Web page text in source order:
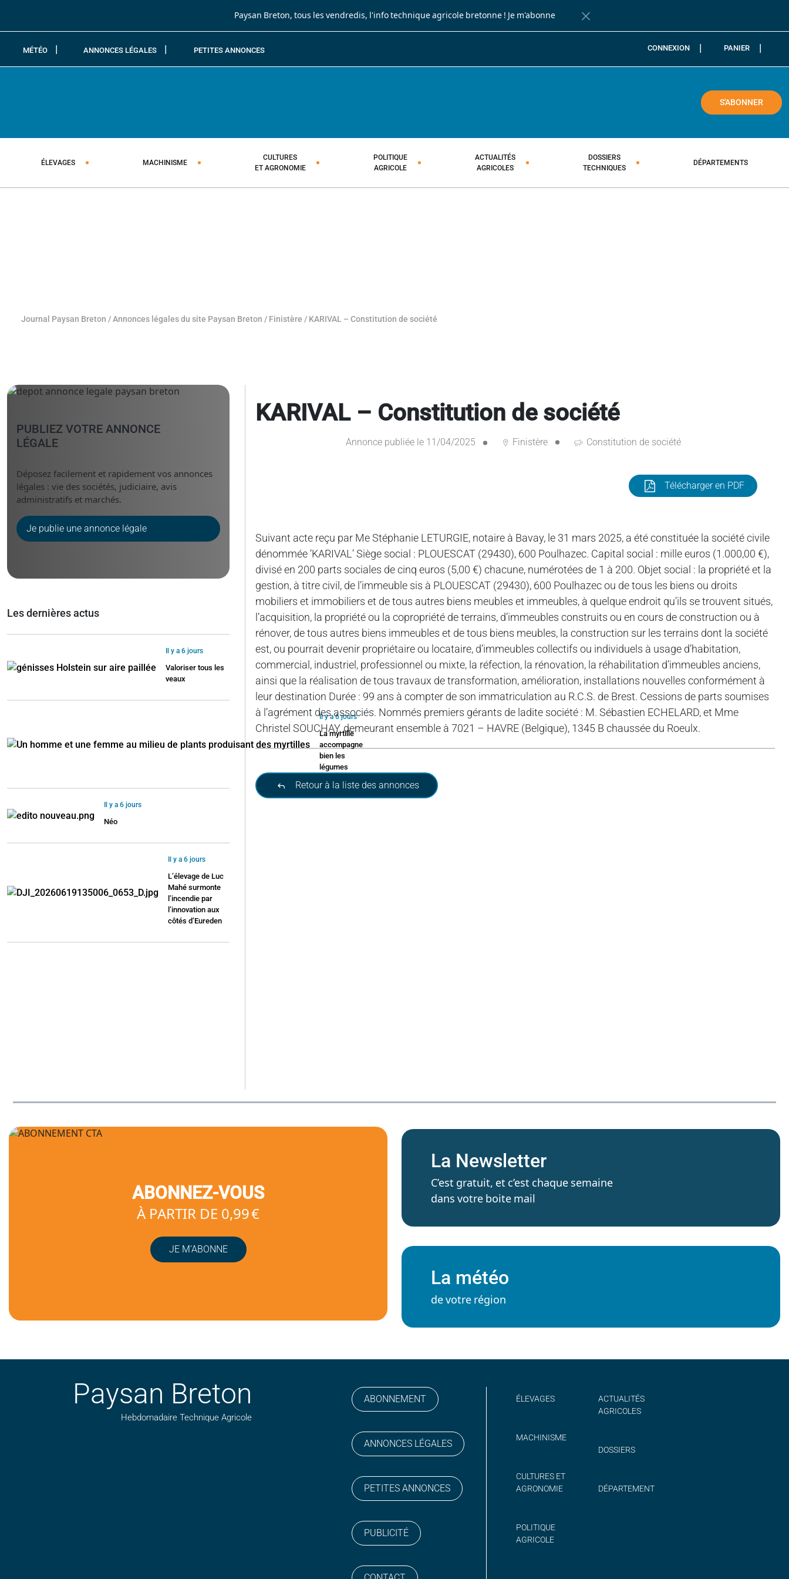
Paysan Breton, tous les vendredis, l'info technique agricole bretonne ! Je m'abonne
Fermer la barre de notification
MÉTÉO ANNONCES LÉGALES PETITES ANNONCES CONNEXION PANIER
S'ABONNER
ÉLEVAGES MACHINISME
CULTURES
ET AGRONOMIE
POLITIQUE
AGRICOLE
ACTUALITÉS
AGRICOLES
DOSSIERS
TECHNIQUES
DÉPARTEMENTS
Journal Paysan Breton /Annonces légales du site Paysan Breton / Finistère / KARIVAL – Constitution de société
KARIVAL – Constitution de société
Annonce publiée le 11/04/2025 Finistère Constitution de société
Télécharger en PDF
Suivant acte reçu par Me Stéphanie LETURGIE, notaire à Bavay, le 31 mars 2025, a été constituée la société civile
dénommée ‘KARIVAL’ Siège social : PLOUESCAT (29430), 600 Poulhazec. Capital social : mille euros (1.000,00 €),
divisé en 200 parts sociales de cinq euros (5,00 €) chacune, numérotées de 1 à 200. Objet social : la propriété et la
gestion, à titre civil, de l’immeuble sis à PLOUESCAT (29430), 600 Poulhazec ou de tous les biens ou droits
mobiliers et immobiliers et de tous autres biens meubles et immeubles, à quelque endroit qu’ils se trouvent situés,
l’acquisition, la propriété ou la copropriété de terrains, d’immeubles construits ou en cours de construction ou à
rénover, de tous autres biens immeubles et de tous biens meubles, la construction sur les terrains dont la société
est, ou pourrait devenir propriétaire ou locataire, d’immeubles collectifs ou individuels à usage d’habitation,
commercial, industriel, professionnel ou mixte, la réfection, la rénovation, la réhabilitation d’immeubles anciens,
ainsi que la réalisation de tous travaux de transformation, amélioration, installations nouvelles conformément à
leur destination Durée : 99 ans à compter de son immatriculation au R.C.S. de Brest. Cessions de parts soumises
à l’agrément des associés. Nommés premiers gérants de ladite société : M. Sébastien ECHELARD, et Mme
Christel SOUCHAY, demeurant ensemble à 7021 – HAVRE (Belgique), 1345 B chaussée du Roeulx.
Retour à la liste des annonces
PUBLIEZ VOTRE ANNONCE
LÉGALE
Déposez facilement et rapidement vos annonces
légales : vie des sociétés, judiciaire, avis
administratifs et marchés.
Je publie une annonce légale
Les dernières actus
Il y a 6 jours
Valoriser tous les
veaux
Il y a 6 jours
La myrtille
accompagne
bien les
légumes
Il y a 6 jours
Néo
Il y a 6 jours
L’élevage de Luc
Mahé surmonte
l’incendie par
l’innovation aux
côtés d’Eureden
ABONNEZ-VOUS
À PARTIR DE 0,99 €
JE M’ABONNE
La Newsletter
C’est gratuit, et c’est chaque semaine
dans votre boite mail
La météo
de votre région
Paysan Breton
Hebdomadaire Technique Agricole
ABONNEMENT
ANNONCES LÉGALES
PETITES ANNONCES
PUBLICITÉ
ÉLEVAGES
MACHINISME
CULTURES ET
AGRONOMIE
POLITIQUE
AGRICOLE
ACTUALITÉS
AGRICOLES
DOSSIERS
DÉPARTEMENT